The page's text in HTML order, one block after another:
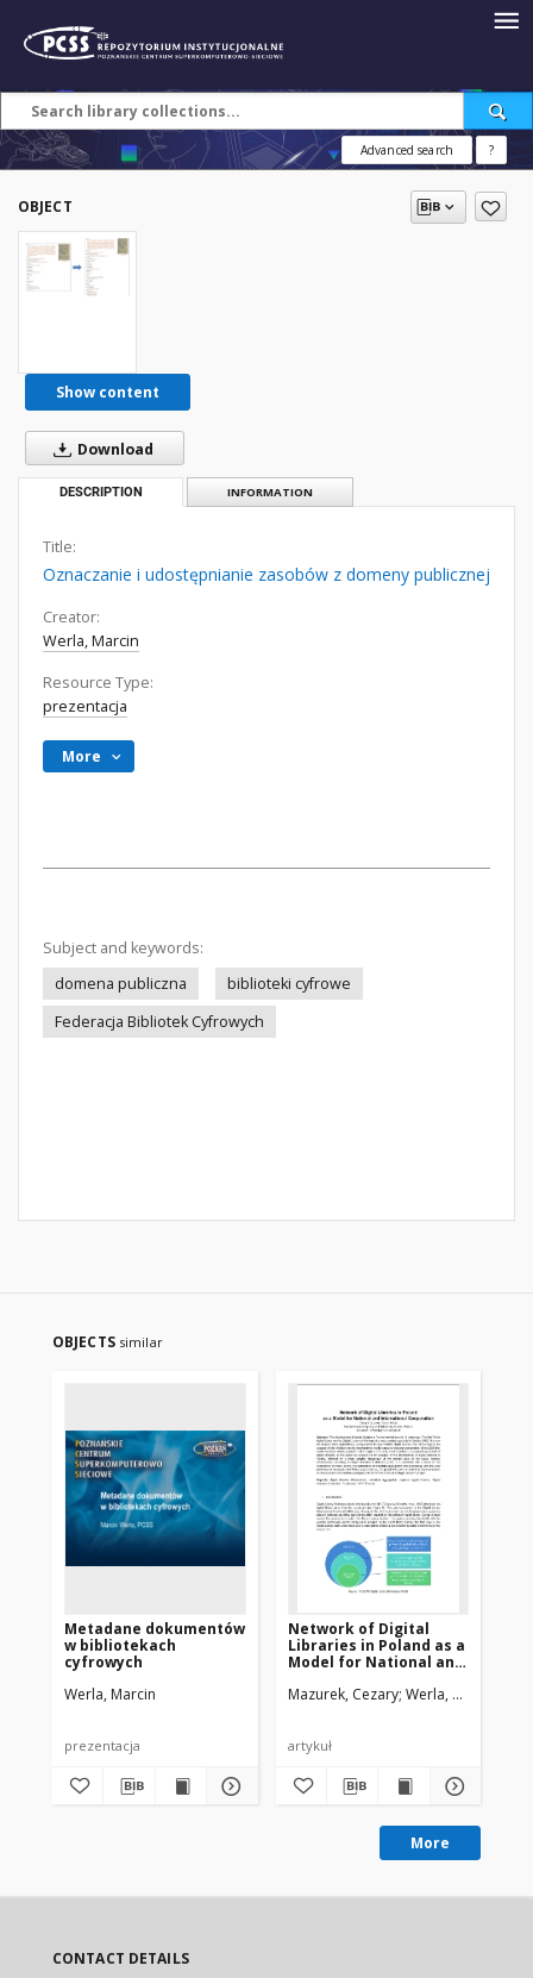
Advanced search ?
OBJECT
Show content
Download
DESCRIPTION INFORMATION
Title:
Oznaczanie i udostępnianie zasobów z domeny publicznej
Creator:
Werla, Marcin
Resource Type:
prezentacja
More
Subject and keywords:
domena publiczna
biblioteki cyfrowe
Federacja Bibliotek Cyfrowych
OBJECTS similar
Metadane dokumentów
w bibliotekach
cyfrowych
Werla, Marcin
prezentacja
Network of Digital
Libraries in Poland as a
Model for National and
Cooperation
Mazurek, Cezary Werla, Marcin
artykuł
More
CONTACT DETAILS